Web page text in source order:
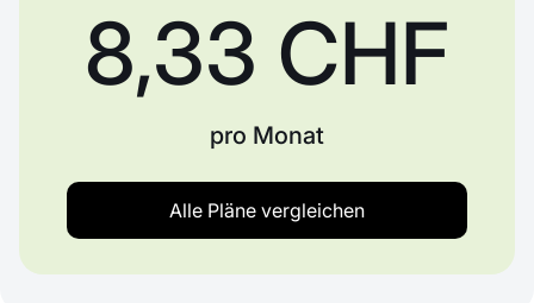
8,33 CHF
pro Monat
Alle Pläne vergleichen